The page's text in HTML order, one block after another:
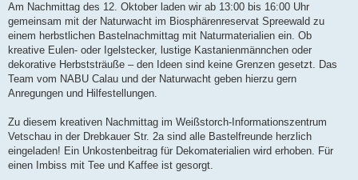
Am Nachmittag des 12. Oktober laden wir ab 13:00 bis 16:00 Uhr
gemeinsam mit der Naturwacht im Biosphärenreservat Spreewald zu
einem herbstlichen Bastelnachmittag mit Naturmaterialien ein. Ob
kreative Eulen- oder Igelstecker, lustige Kastanienmännchen oder
dekorative Herbststräuße – den Ideen sind keine Grenzen gesetzt. Das
Team vom NABU Calau und der Naturwacht geben hierzu gern
Anregungen und Hilfestellungen.
Zu diesem kreativen Nachmittag im Weißstorch-Informationszentrum
Vetschau in der Drebkauer Str. 2a sind alle Bastelfreunde herzlich
eingeladen! Ein Unkostenbeitrag für Dekomaterialien wird erhoben. Für
einen Imbiss mit Tee und Kaffee ist gesorgt.